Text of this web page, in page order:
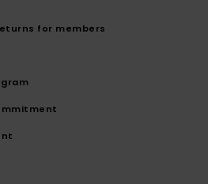
for members